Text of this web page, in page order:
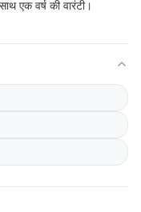
एक वर्ष की वारंटी।